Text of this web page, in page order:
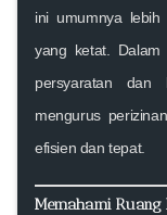
ini umumnya lebih
yang ketat.
persyaratan dan
mengurus
efisien dan tepat.
Memahami